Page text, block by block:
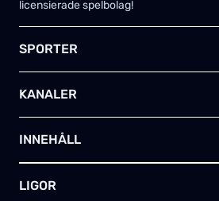
licensierade spelbolag!
SPORTER
Ishockey
Amerikansk fotboll
Basket
KANALER
TV4 Play Sport Total
Kanal 5
HBO Max (SE)
INNEHÅLL
Kontakta oss
LIGOR